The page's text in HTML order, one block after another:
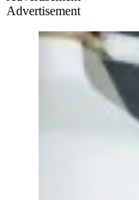
Advertisement